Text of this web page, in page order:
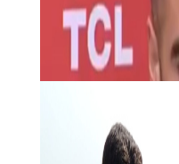
As es el baln de la
de juego… y las manos!
La iniciativa ya se est
de que la IFAB
es una apuesta y fuerte